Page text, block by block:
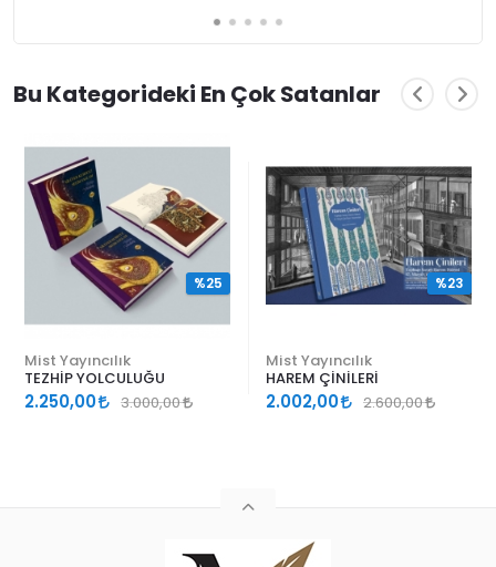
Bu Kategorideki En Çok Satanlar
Mist Yayıncılık
TEZHİP YOLCULUĞU
2.250,00 3.000,00
%25
Mist Yayıncılık
HAREM ÇİNİLERİ
2.002,00 2.600,00
%23